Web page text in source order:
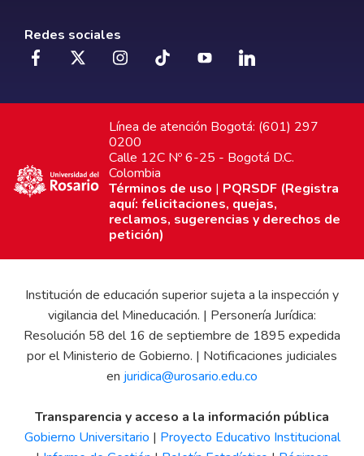
Redes sociales
Línea de atención Bogotá: (601) 297
0200
Calle 12C Nº 6-25 - Bogotá D.C.
Colombia
Términos de uso | PQRSDF (Registra
aquí: felicitaciones, quejas,
reclamos, sugerencias y derechos de
petición)
Institución de educación superior sujeta a la inspección y
vigilancia del Mineducación. | Personería Jurídica:
Resolución 58 del 16 de septiembre de 1895 expedida
por el Ministerio de Gobierno. | Notificaciones judiciales
en juridica@urosario.edu.co
Transparencia y acceso a la información pública
Gobierno Universitario | Proyecto Educativo Institucional